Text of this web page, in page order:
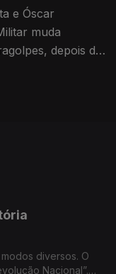
e Óscar
muda
depois de
diversos. O
Nacional”.